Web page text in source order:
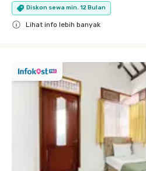
Diskon sewa min. 12 Bulan
Lihat info lebih banyak